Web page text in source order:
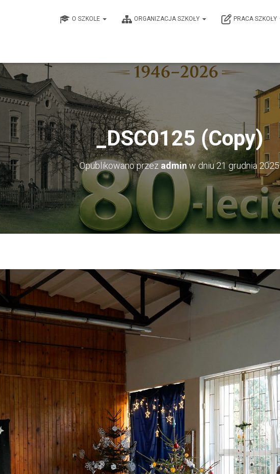
O SZKOLE ORGANIZACJA SZKOŁY PRACA SZKOŁY
_DSC0125 (Copy)
Opublikowano przez adminw dniu21 grudnia 2025